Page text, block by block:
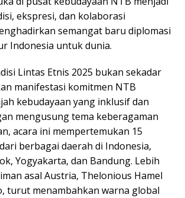
ekspresi, dan kolaborasi
semangat baru diplomasi
Indonesia untuk dunia.
Lintas Etnis 2025 bukan sekadar
manifestasi komitmen NTB
kebudayaan yang inklusif dan
mengusung tema keberagaman
acara ini mempertemukan 15
berbagai daerah di Indonesia,
Yogyakarta, dan Bandung. Lebih
asal Austria, Thelonious Hamel
turut menambahkan warna global